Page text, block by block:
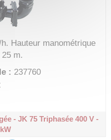
Hauteur manométrique
m.
: 237760
- JK 75Triphasée 400 V -